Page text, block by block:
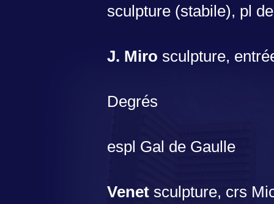
sculpture (stabile), pl
J. Miro sculpture,
Degrés
espl Gal de Gaulle
Venet sculpture, crs